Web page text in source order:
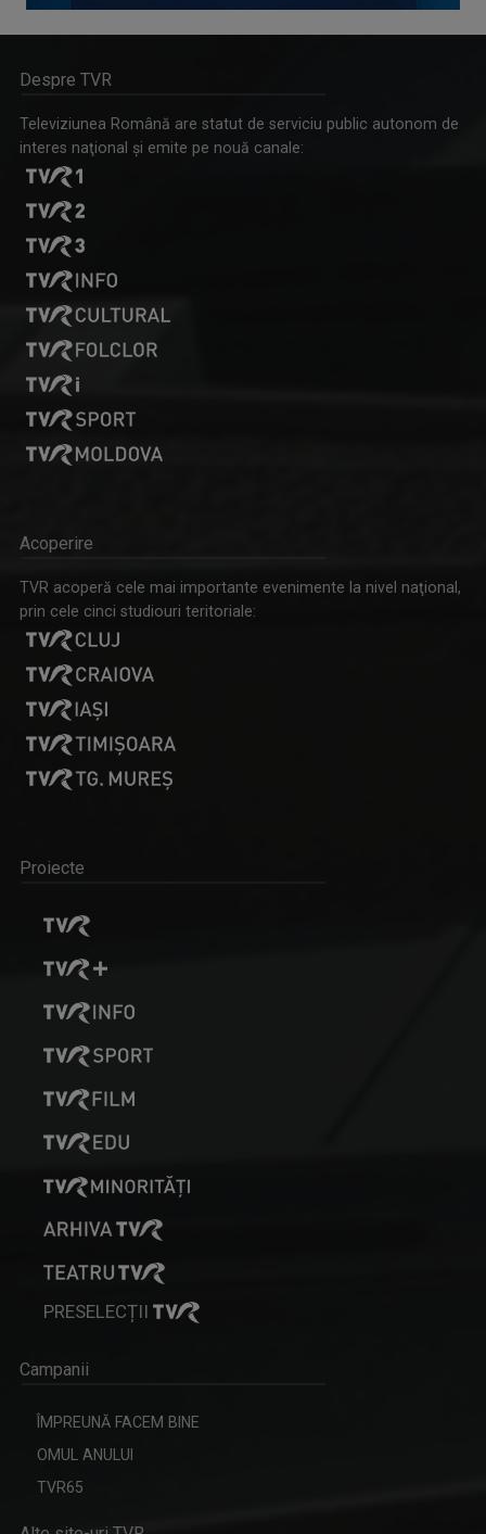
Despre TVR
Televiziunea Română are statut de serviciu public autonom de
interes naţional şi emite pe nouă canale:
Acoperire
TVR acoperă cele mai importante evenimente la nivel naţional,
prin cele cinci studiouri teritoriale:
Proiecte
PRESELECȚII
Campanii
ÎMPREUNĂ FACEM BINE
OMUL ANULUI
TVR65